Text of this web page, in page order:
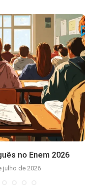
no Enem 2026
julho de 2026